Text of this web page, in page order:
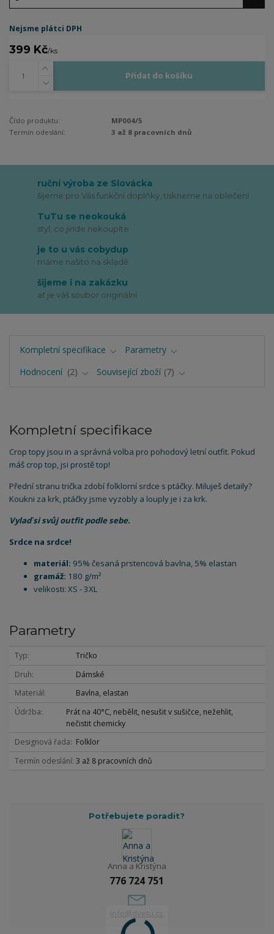
Nejsme plátci DPH
399 Kč/ks
Přidat do košíku
Číslo produktu:
MP004/5
Termín odeslání:
3 až 8 pracovních dnů
ruční výroba ze Slovácka
šijeme pro Vás funkční doplňky, tiskneme na oblečení
TuTu se neokouká
styl, co jinde nekoupíte
je to u vás cobydup
máme našito na skladě
šijeme i na zakázku
ať je váš soubor originální
Kompletní specifikace
Parametry
Hodnocení
2 Související zboží 7
Kompletní specifikace
Crop topy jsou in a správná volba pro pohodový letní outfit. Pokud
máš crop top, jsi prostě top!
Přední stranu trička zdobí folklorní srdce s ptáčky. Miluješ detaily?
Koukni za krk, ptáčky jsme vyzobly a louply je i za krk.
Vylaď si svůj outfit podle sebe.
Srdce na srdce!
materiál: 95% česaná prstencová bavlna, 5% elastan
gramáž: 180 g/m²
velikosti: XS - 3XL
Parametry
Typ
Tričko
Druh
Dámské
Materiál
Bavlna, elastan
Údržba
Prát na 40°C, nebělit, nesušit v sušičce, nežehlit,
nečistit chemicky
Designová řada
Folklor
Termín odeslání 3 až 8 pracovních dnů
Potřebujete poradit?
Anna a Kristýna
776 724 751